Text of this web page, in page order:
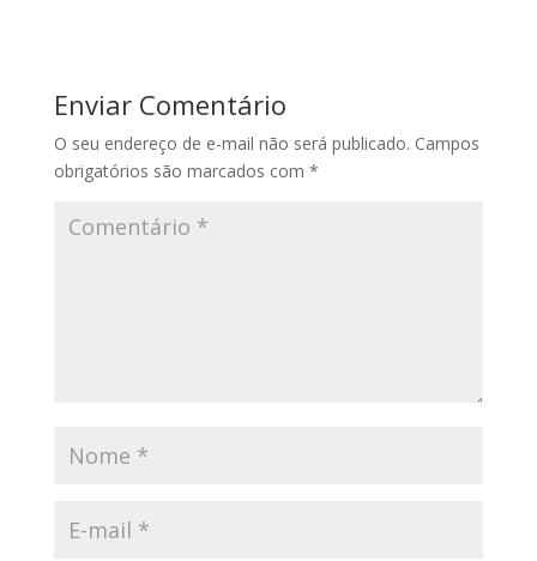
Enviar Comentário
O seu endereço de e-mail não será publicado. Campos
obrigatórios são marcados com *